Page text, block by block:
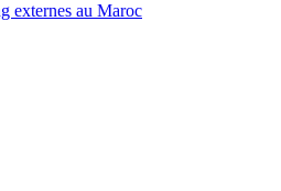
externes au Maroc